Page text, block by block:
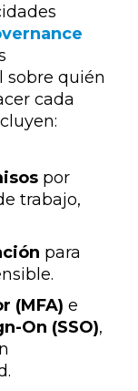
sobre quién
cada
por
trabajo,
para
(MFA) e
On (SSO),